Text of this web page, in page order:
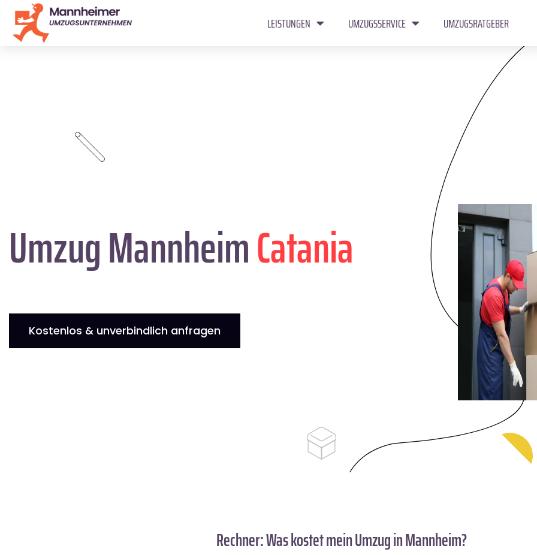
LEISTUNGEN UMZUGSSERVICE UMZUGSRATGEBER
Umzug MannheimCatania
Kostenlos & unverbindlich anfragen
Rechner: Was kostet mein Umzug in Mannheim?